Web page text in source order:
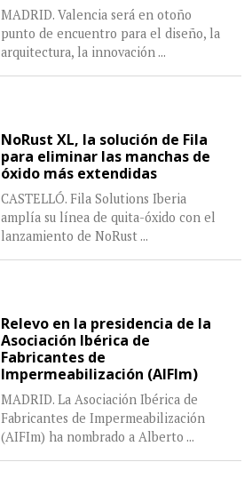
MADRID. Valencia será en otoño
punto de encuentro para el diseño, la
arquitectura, la innovación ...
NoRust XL, la solución de Fila
para eliminar las manchas de
óxido más extendidas
CASTELLÓ. Fila Solutions Iberia
amplía su línea de quita-óxido con el
lanzamiento de NoRust ...
Relevo en la presidencia de la
Asociación Ibérica de
Fabricantes de
Impermeabilización (AIFIm)
MADRID. La Asociación Ibérica de
Fabricantes de Impermeabilización
(AIFIm) ha nombrado a Alberto ...